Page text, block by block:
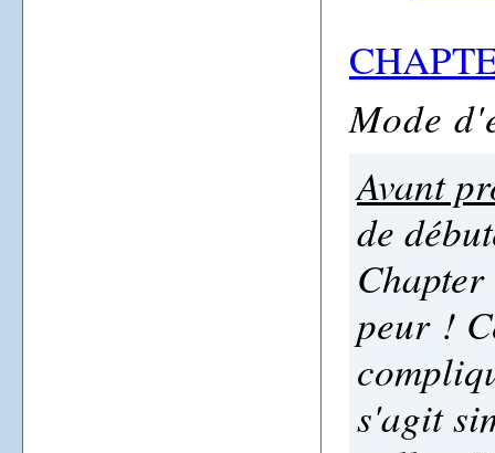
Mode
Avant
de
peur !
s'agit